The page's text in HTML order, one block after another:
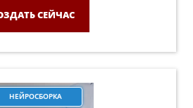
СЕЙЧАС
НЕЙРОСБОРКА